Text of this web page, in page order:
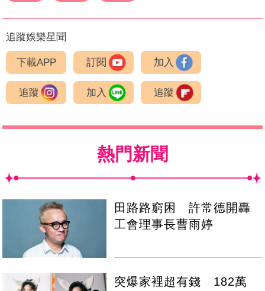
追蹤娛樂星聞
下載APP 訂閱 加入
追蹤 加入 追蹤
熱門新聞
田路路窮困 許常德開轟
工會理事長曹雨婷
突爆家裡超有錢 182萬